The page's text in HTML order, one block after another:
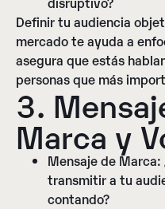
Definir tu audiencia
mercado te ayuda a
asegura que estás
personas que más
3.
Marca y
Mensaje de Marca:
transmitir a tu
contando?